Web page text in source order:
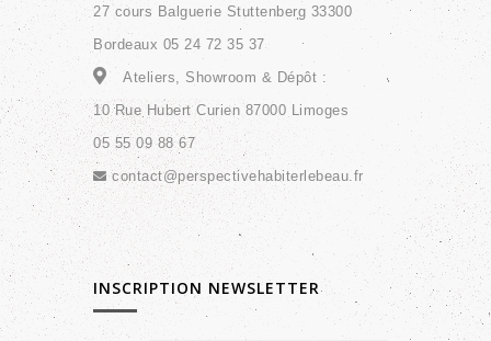
27 cours Balguerie Stuttenberg 33300
Bordeaux 05 24 72 35 37
Ateliers, Showroom & Dépôt :
10 Rue Hubert Curien 87000 Limoges
05 55 09 88 67
contact@perspectivehabiterlebeau.fr
INSCRIPTION NEWSLETTER